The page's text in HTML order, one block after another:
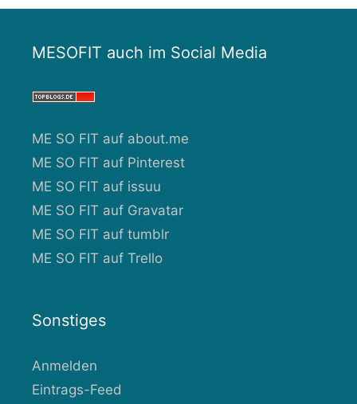
MESOFIT auch im Social Media
ME SO FIT auf about.me
ME SO FIT auf Pinterest
ME SO FIT auf issuu
ME SO FIT auf Gravatar
ME SO FIT auf tumblr
ME SO FIT auf Trello
Sonstiges
Anmelden
Eintrags-Feed